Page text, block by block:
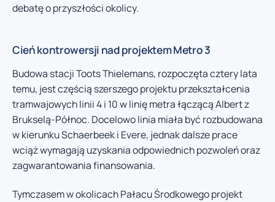
debatę o przyszłości okolicy.
Cień kontrowersji nad projektem Metro 3
Budowa stacji Toots Thielemans, rozpoczęta cztery lata
temu, jest częścią szerszego projektu przekształcenia
tramwajowych linii 4 i 10 w linię metra łączącą Albert z
Brukselą-Północ. Docelowo linia miała być rozbudowana
w kierunku Schaerbeek i Evere, jednak dalsze prace
wciąż wymagają uzyskania odpowiednich pozwoleń oraz
zagwarantowania finansowania.
Tymczasem w okolicach Pałacu Środkowego projekt